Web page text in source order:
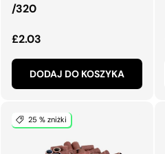
/320
Normalna cena
£2.03
DODAJ DO KOSZYKA
25 % zniżki